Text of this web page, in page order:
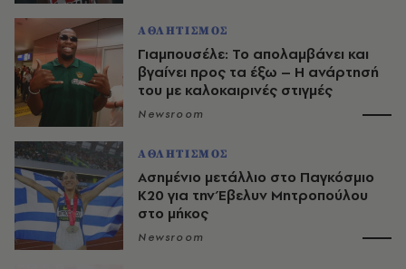
ΑΘΛΗΤΙΣΜΟΣ
Γιαμπουσέλε: Το απολαμβάνει και
βγαίνει προς τα έξω – Η ανάρτησή
του με καλοκαιρινές στιγμές
Newsroom
ΑΘΛΗΤΙΣΜΟΣ
Ασημένιο μετάλλιο στο Παγκόσμιο
Κ20 για την Έβελυν Μητροπούλου
στο μήκος
Newsroom